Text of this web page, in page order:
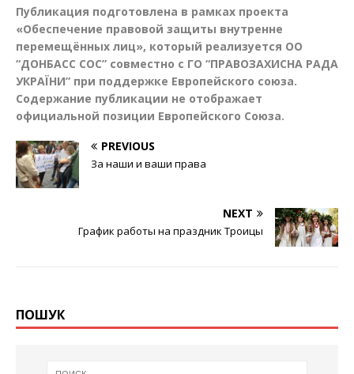
Публикация подготовлена в рамках проекта
«Обеспечение правовой защиты внутренне
перемещённых лиц», который реализуется ОО
“ДОНБАСС СОС” совместно с ГО “ПРАВОЗАХИСНА РАДА
УКРАЇНИ” при поддержке Европейского союза.
Содержание публикации не отображает
официальной позиции Европейского Союза.
PREVIOUS
За наши и ваши права
NEXT
График работы на праздник Троицы
ПОШУК